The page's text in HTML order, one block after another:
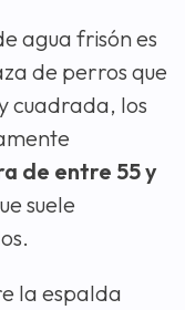
agua frisón es
de perros que
cuadrada, los
de entre 55 y
suele
la espalda